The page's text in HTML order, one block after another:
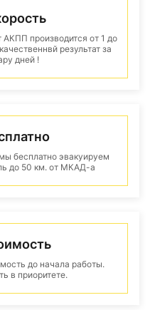
производится от 1 до
результат за
дней !
бесплатно эвакуируем
до 50 км. от МКАД-а
до начала работы.
в приоритете.